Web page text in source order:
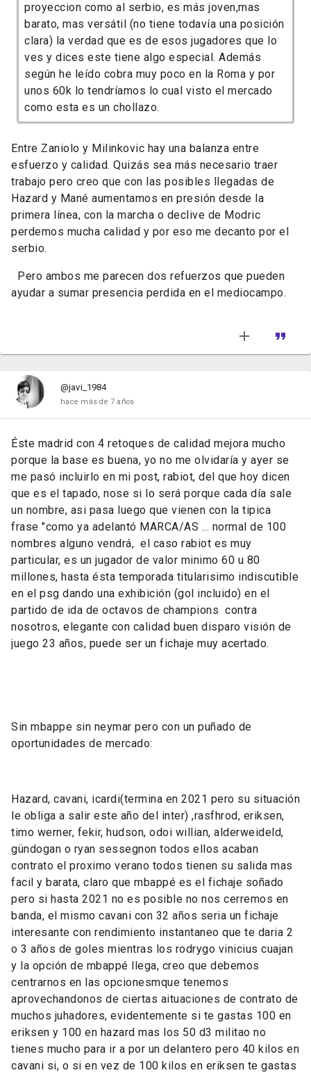
proyeccion como al serbio, es más joven,mas
barato, mas versátil (no tiene todavía una posición
clara) la verdad que es de esos jugadores que lo
ves y dices este tiene algo especial. Además
según he leído cobra muy poco en la Roma y por
unos 60k lo tendríamos lo cual visto el mercado
como esta es un chollazo.
Entre Zaniolo y Milinkovic hay una balanza entre
esfuerzo y calidad. Quizás sea más necesario traer
trabajo pero creo que con las posibles llegadas de
Hazard y Mané aumentamos en presión desde la
primera línea, con la marcha o declive de Modric
perdemos mucha calidad y por eso me decanto por el
serbio.
Pero ambos me parecen dos refuerzos que pueden
ayudar a sumar presencia perdida en el mediocampo.
@javi_1984
hace más de 7 años
Éste madrid con 4 retoques de calidad mejora mucho
porque la base es buena, yo no me olvidaría y ayer se
me pasó incluirlo en mi post, rabiot, del que hoy dicen
que es el tapado, nose si lo será porque cada día sale
un nombre, asi pasa luego que vienen con la tipica
frase "como ya adelantó MARCA/AS ... normal de 100
nombres alguno vendrá, el caso rabiot es muy
particular, es un jugador de valor minimo 60 u 80
millones, hasta ésta temporada titularisimo indiscutible
en el psg dando una exhibición (gol incluido) en el
partido de ida de octavos de champions contra
nosotros, elegante con calidad buen disparo visión de
juego 23 años, puede ser un fichaje muy acertado.
Sin mbappe sin neymar pero con un puñado de
oportunidades de mercado:
Hazard, cavani, icardi(termina en 2021 pero su situación
le obliga a salir este año del inter) ,rasfhrod, eriksen,
timo werner, fekir, hudson, odoi willian, alderweideld,
gündogan o ryan sessegnon todos ellos acaban
contrato el proximo verano todos tienen su salida mas
facil y barata, claro que mbappé es el fichaje soñado
pero si hasta 2021 no es posible no nos cerremos en
banda, el mismo cavani con 32 años seria un fichaje
interesante con rendimiento instantaneo que te daria 2
o 3 años de goles mientras los rodrygo vinicius cuajan
y la opción de mbappé llega, creo que debemos
centrarnos en las opcionesmque tenemos
aprovechandonos de ciertas aituaciones de contrato de
muchos juhadores, evidentemente si te gastas 100 en
eriksen y 100 en hazard mas los 50 d3 militao no
tienes mucho para ir a por un delantero pero 40 kilos en
cavani si, o si en vez de 100 kilos en eriksen te gastas